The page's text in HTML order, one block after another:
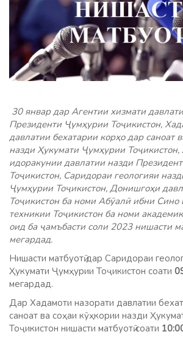
30 январ дар Агентии хизмати
Президенти Ҷумҳурии Тоҷикистон,
давлатии бехатарии корҳо дар саноат
назди Ҳукумати Ҷумҳурии
идоракунии давлатии назди
Тоҷикистон, Саридораи геологияи
Ҷумҳурии Тоҷикистон, Донишгоҳи
Тоҷикистон ба номи Абӯалӣ ибни
техникии Тоҷикистон ба номи
оид ба ҷамъбасти соли 2023 нишасти
мегардад.
Нишасти матбуотӣ дар Саридораи
Ҳукумати Ҷумҳурии Тоҷикистон соати
мегардад.
Дар Хадамоти назорати давлатии
саноат ва соҳаи кӯҳкории назди
Тоҷикистон нишасти матбуотӣ соати